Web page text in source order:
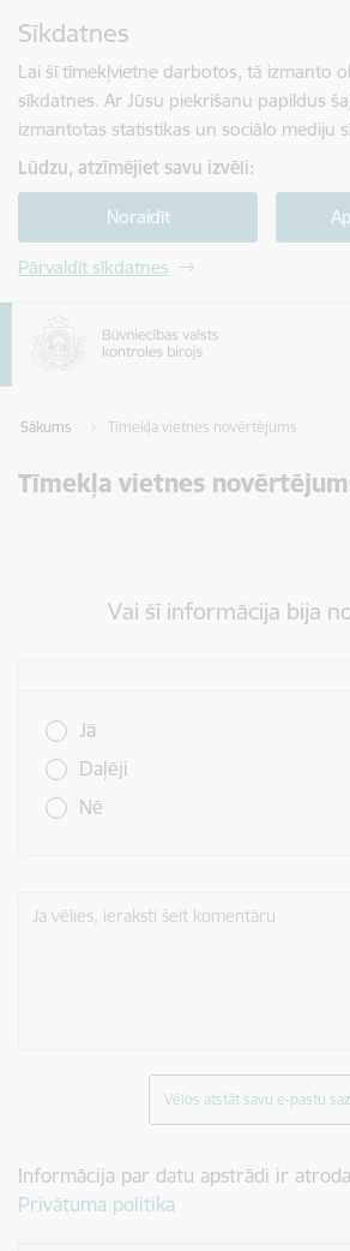
Sīkdatnes
Lai šī tīmekļvietne darbotos, tā izmanto
sīkdatnes. Ar Jūsu piekrišanu papildus
izmantotas statistikas un sociālo mediju
Lūdzu, atzīmējiet savu izvēli:
Noraidīt
Pārvaldīt sīkdatnes
Sākums Tīmekļa vietnes novērtējums
Tīmekļa vietnes
Vai šī informācija bija
Jā
Daļēji
Nē
Ja vēlies, ieraksti šeit komentāru
Vēlos atstāt savu e-pastu
Informācija par datu apstrādi ir
Privātuma politika